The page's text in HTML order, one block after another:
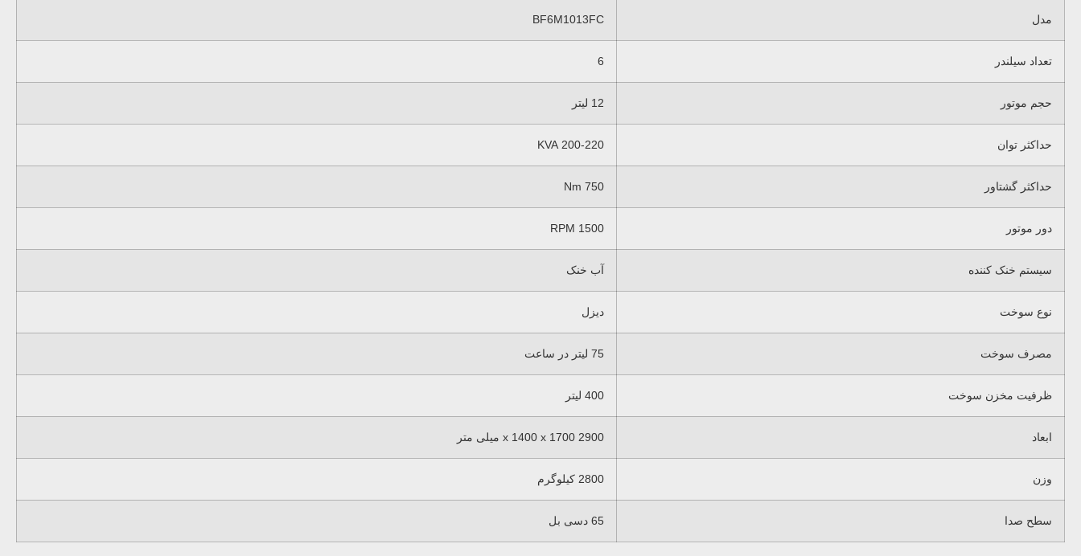
مدل BF6M1013FC
تعداد سیلندر 6
حجم موتور 12 لیتر
حداکثر توان 200-220 KVA
حداکثر گشتاور 750 Nm
دور موتور 1500 RPM
سیستم خنک کننده آب خنک
نوع سوخت دیزل
مصرف سوخت 75 لیتر در ساعت
ظرفیت مخزن سوخت 400 لیتر
ابعاد 2900 x 1400 x 1700 میلی متر
وزن 2800 کیلوگرم
سطح صدا 65 دسی بل